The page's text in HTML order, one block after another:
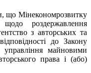
що Мінекономрозвитку
роздержавлення
з авторських та
до Закону
майновими
права і (або)